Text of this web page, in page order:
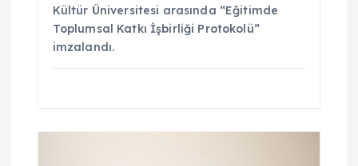
Kültür Üniversitesi arasında “Eğitimde
Toplumsal Katkı İşbirliği Protokolü”
imzalandı.